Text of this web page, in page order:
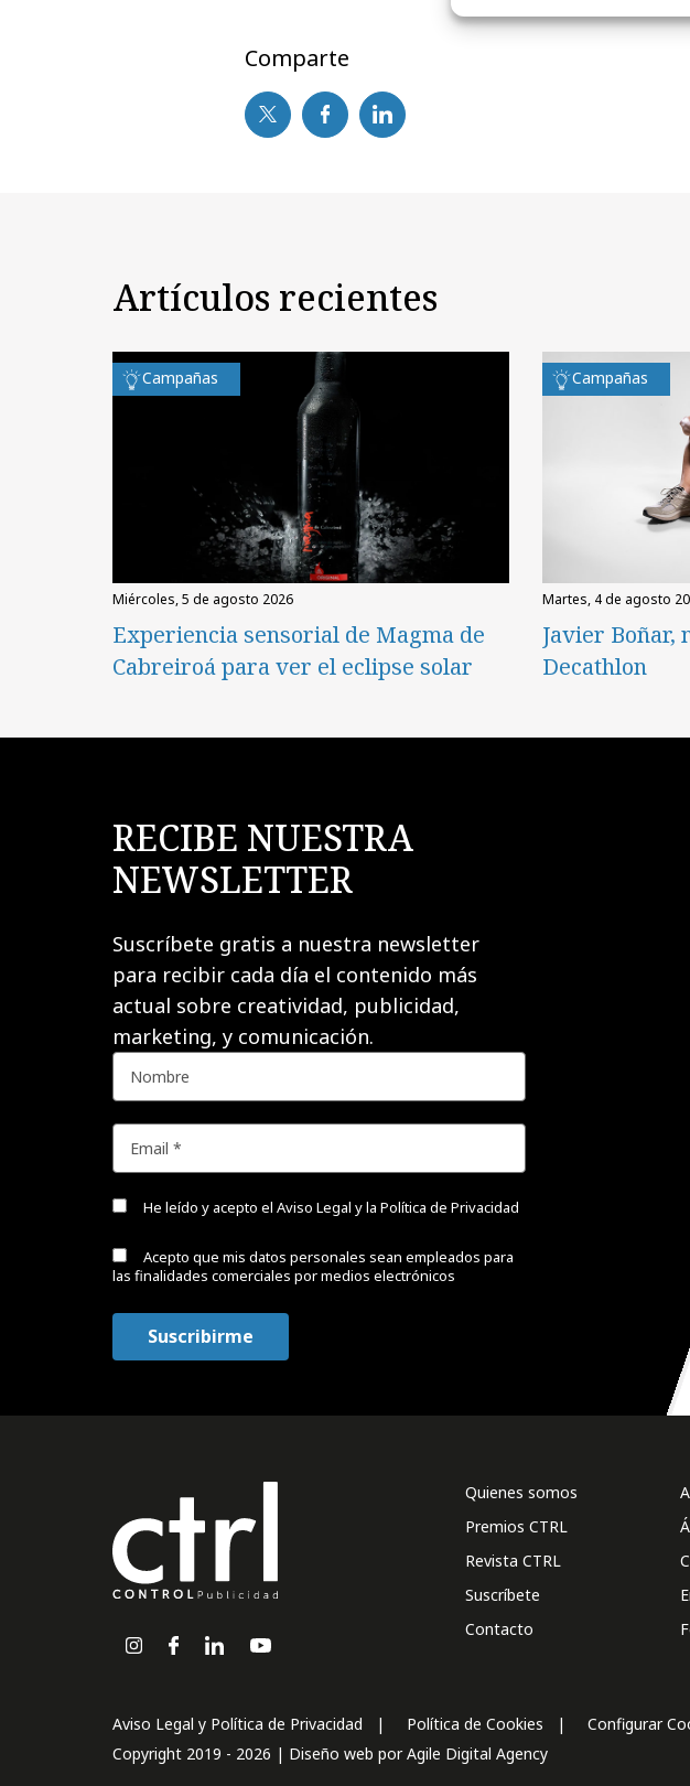
Comparte
Artículos recientes
Campañas
miércoles, 5 de agosto 2026
Experiencia sensorial de Magma de
Cabreiroá para ver el eclipse solar
Campañas
martes, 4 de agosto
Javier Boñar,
Decathlon
RECIBE NUESTRA
NEWSLETTER
Suscríbete gratis a nuestra newsletter
para recibir cada día el contenido más
actual sobre creatividad, publicidad,
marketing, y comunicación.
He leído y acepto el Aviso Legal y la Política de Privacidad
Acepto que mis datos personales sean empleados para
las finalidades comerciales por medios electrónicos
Quienes somos
Premios CTRL
Revista CTRL
Suscríbete
Contacto
Aviso Legal y Política de Privacidad Política de Cookies Configurar
Copyright 2019 - 2026 | Diseño web porAgile Digital Agency